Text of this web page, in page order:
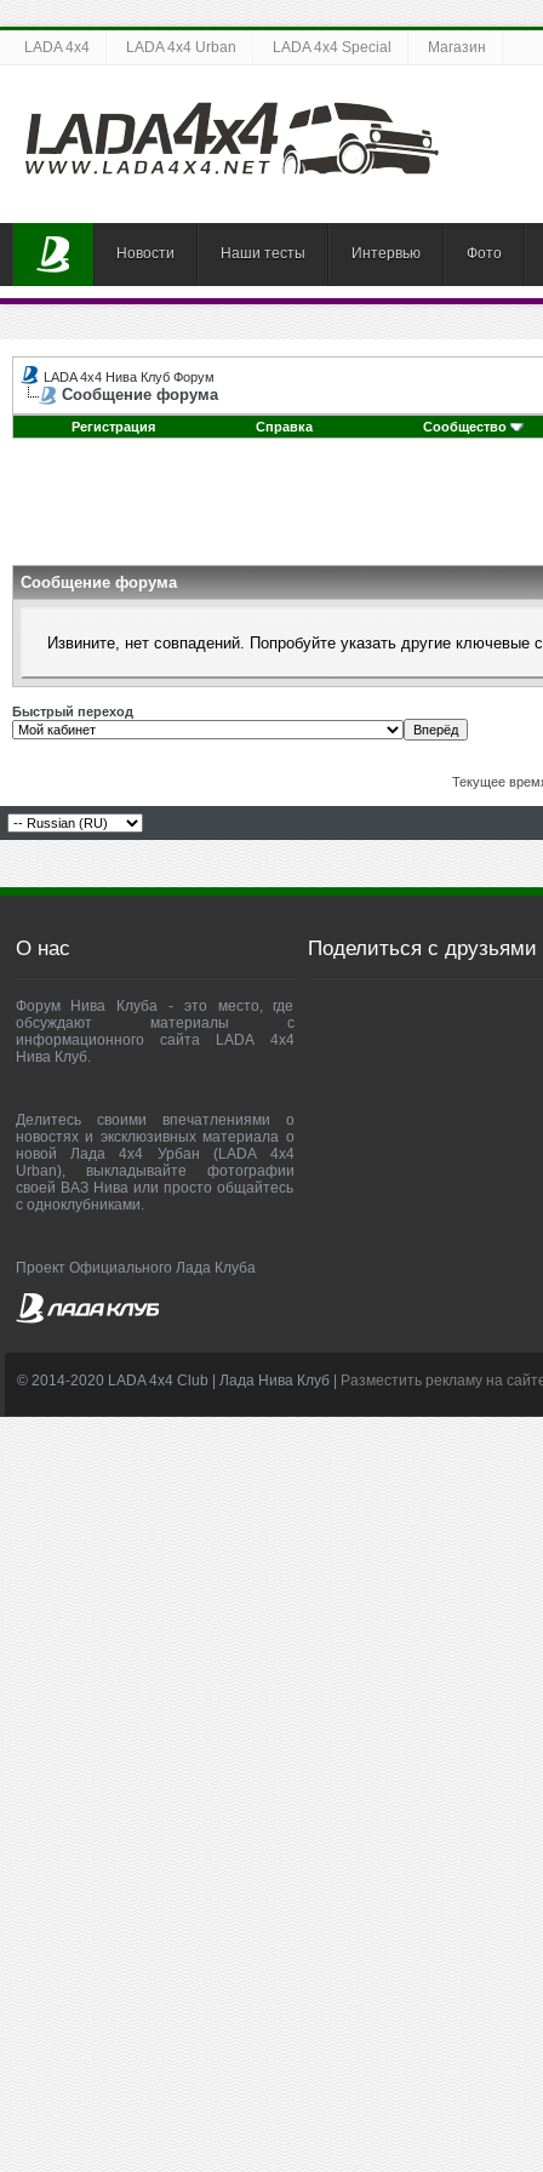
LADA 4x4 LADA 4x4 Urban LADA 4x4 Special Магазин
Новости Наши тесты Интервью Фото
LADA 4x4 Нива Клуб Форум
Сообщение форума
Регистрация Справка Сообщество
Сообщение форума
Извините, нет совпадений. Попробуйте указать другие ключевые
Быстрый переход
Текущее
О нас
Форум Нива Клуба - это место, где
обсуждают материалы с
информационного сайта LADA 4x4
Нива Клуб.
Делитесь своими впечатлениями о
новостях и эксклюзивных материала о
новой Лада 4х4 Урбан (LADA 4x4
Urban), выкладывайте фотографии
своей ВАЗ Нива или просто общайтесь
с одноклубниками.
Проект Официального Лада Клуба
Поделиться с друзьями
© 2014-2020 LADA 4x4 Club | Лада Нива Клуб | Разместить рекламу на